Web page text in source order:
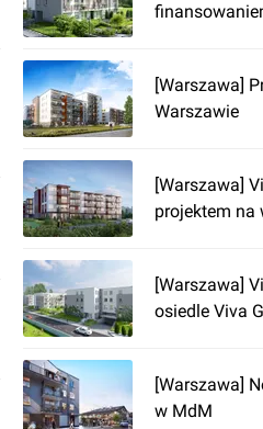
[Warszawa]
Warszawie
[Warszawa]
projektem na
[Warszawa]
osiedle Viva
[Warszawa]
w MdM